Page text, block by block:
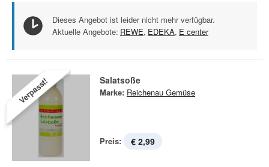
Dieses Angebot ist leider nicht mehr verfügbar.
Aktuelle Angebote: REWE, EDEKA, E center
Verpasst! Salatsoße
Marke: Reichenau Gemüse
Preis: € 2,99